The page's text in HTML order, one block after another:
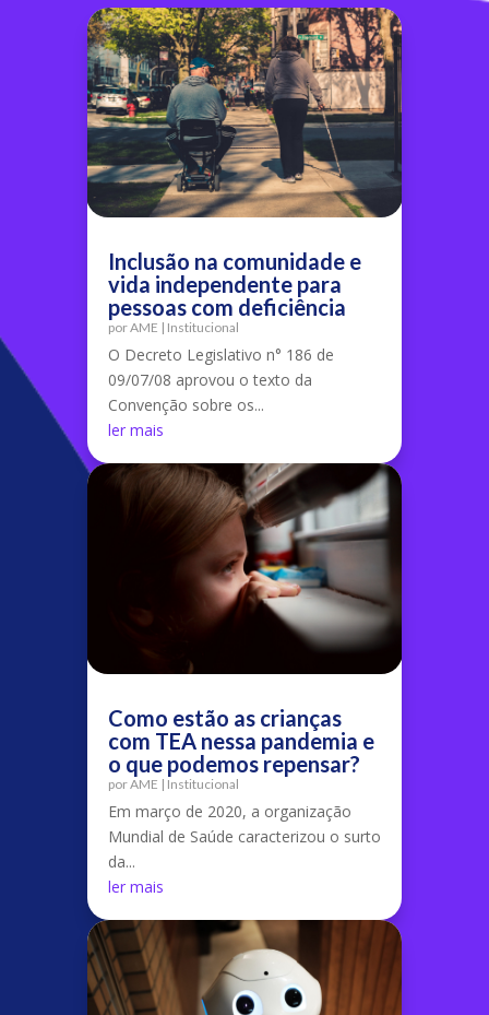
Inclusão na comunidade e
vida independente para
pessoas com deficiência
porAME | Institucional
O Decreto Legislativo n° 186 de
09/07/08 aprovou o texto da
Convenção sobre os...
ler mais
Como estão as crianças
com TEA nessa pandemia e
o que podemos repensar?
porAME | Institucional
Em março de 2020, a organização
Mundial de Saúde caracterizou o surto
da...
ler mais